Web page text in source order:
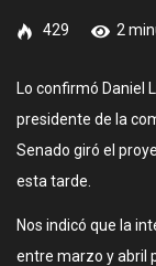
429 2
Lo confirmó Daniel
presidente de la
Senado giró el
esta tarde.
Nos indicó que la
entre marzo y abril